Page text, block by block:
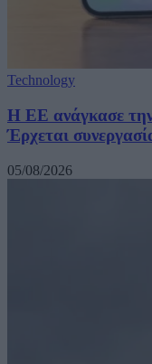
Technology
H ΕΕ ανάγκασε
Έρχεται
05/08/2026